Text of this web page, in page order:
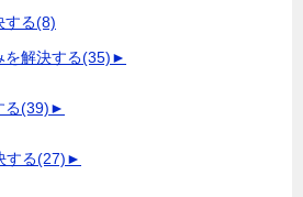
する(8)
を解決する(35)►
る(39)►
する(27)►